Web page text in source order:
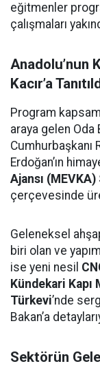
eğitmenler
çalışmaları
Anadolu’nun
Kacır’a
Program
araya gelen Oda
Cumhurbaşkanı
Erdoğan’ın
Ajansı
çerçevesinde
Geleneksel
biri olan ve
ise yeni nesil
Kündekari Kapı
Türkevi’nde
Bakan’a
Sektörün